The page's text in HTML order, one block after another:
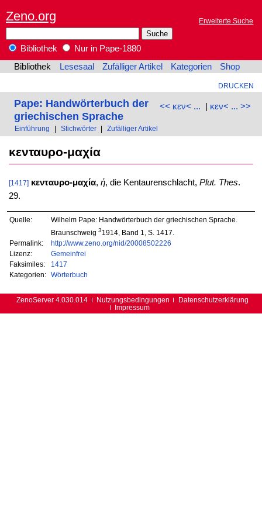
Zeno.org Erweiterte Suche
Bibliothek
Nur in Pape-1880
Bibliothek
Lesesaal Zufälliger Artikel Kategorien Shop
DRUCKEN
<< κεν< ... | κεν< ... >>
Pape: Handwörterbuch der
griechischen Sprache
Einführung Stichwörter Zufälliger Artikel
κενταυρο-μαχία
[1417] κενταυρο-μαχία, ἡ, die Kentaurenschlacht, Plut. Thes.
29.
Quelle:
Wilhelm Pape: Handwörterbuch der griechischen Sprache.
Braunschweig 31914, Band 1, S. 1417.
Permalink:
http://www.zeno.org/nid/20008502226
Lizenz:
Gemeinfrei
Faksimiles:
1417
Kategorien:
Wörterbuch
ZenoServer 4.030.014 Nutzungsbedingungen
Datenschutzerklärung
Impressum